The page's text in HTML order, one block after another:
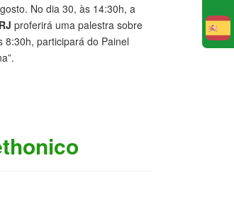
No dia 30, às 14:30h, a
proferirá uma palestra sobre
8:30h, participará do Painel